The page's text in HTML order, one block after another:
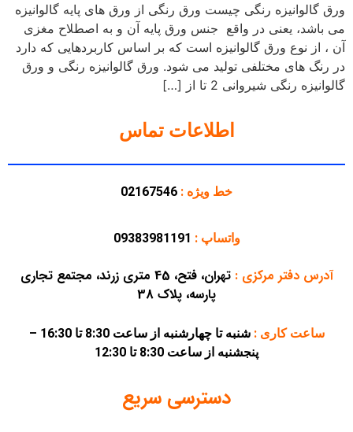
ورق گالوانیزه رنگی چیست ورق رنگی از ورق های پایه گالوانیزه
می باشد، یعنی در واقع جنس ورق پایه آن و به اصطلاح مغزی
آن ، از نوع ورق گالوانیزه است که بر اساس کاربردهایی که دارد
در رنگ های مختلفی تولید می شود. ورق گالوانیزه رنگی و ورق
گالوانیزه رنگی شیروانی 2 تا از […]
اطلاعات تماس
خط ویژه : 02167546
واتساپ : 09383981191
آدرس دفتر مرکزی:
تهران، فتح، 45 متری زرند، مجتمع تجاری
پارسه، پلاک 38
ساعت کاری :
شنبه تا چهارشنبه از ساعت 8:30 تا 16:30 –
پنجشنبه از ساعت 8:30 تا 12:30
دسترسی سریع